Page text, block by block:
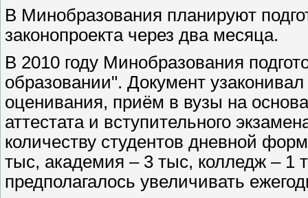
В Минобразования планируют
законопроекта через два месяца.
В 2010 году Минобразования
образовании". Документ
оценивания, приём в вузы на
аттестата и вступительного
количеству студентов дневной
тыс, академия – 3 тыс, колледж – 1
предполагалось увеличивать